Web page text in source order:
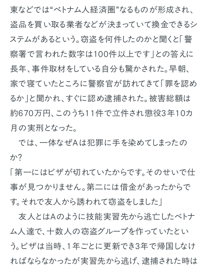
東などでは“ベトナム人経済圏”なるものが形成され、
盗品を買い取る業者などが決まっていて換金できるシ
ステムがあるという。窃盗を何件したのかと聞くと「警
察署で言われた数字は100件以上です」との答えに
長年、事件取材をしている自分も驚かされた。早朝、
家で寝ていたところに警察官が訪れてきて「罪を認め
るか」と聞かれ、すぐに認め逮捕された。被害総額は
約670万円、このうち11件で立件され懲役3年10カ
月の実刑となった。
では、一体なぜＡは犯罪に手を染めてしまったの
か？
「第一にはビザが切れていたからです。そのせいで仕
事が見つかりません。第二には借金があったからで
す。それで友人から誘われて窃盗をしました」
友人とはＡのように技能実習先から逃亡したベトナ
ム人達で、十数人の窃盗グループを作っていたとい
う。ビザは当時、1年ごとに更新でき3年で帰国しなけ
ればならなかったが実習先から逃げ、逮捕された時は